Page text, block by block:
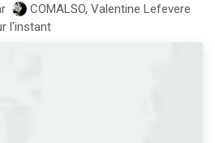
COMALSO, Valentine Lefevere
l'instant